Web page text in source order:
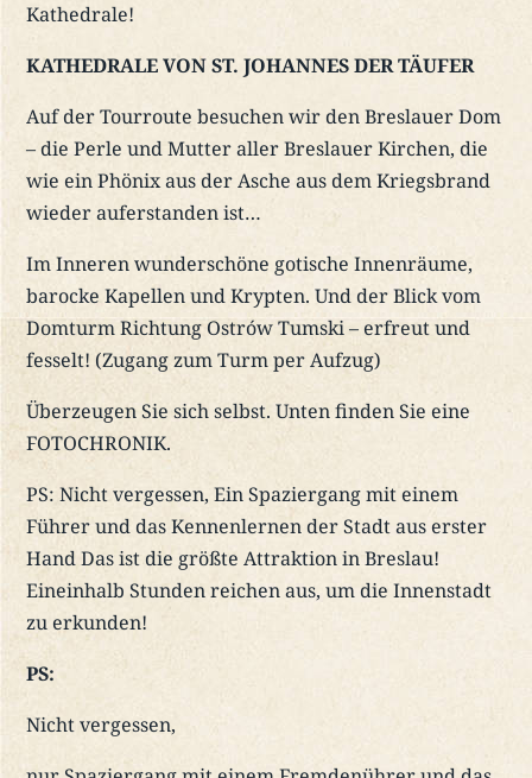
Kathedrale!
KATHEDRALE VON ST. JOHANNES DER TÄUFER
Auf der Tourroute besuchen wir den Breslauer Dom
– die Perle und Mutter aller Breslauer Kirchen, die
wie ein Phönix aus der Asche aus dem Kriegsbrand
wieder auferstanden ist…
Im Inneren wunderschöne gotische Innenräume,
barocke Kapellen und Krypten. Und der Blick vom
Domturm Richtung Ostrów Tumski – erfreut und
fesselt! (Zugang zum Turm per Aufzug)
Überzeugen Sie sich selbst. Unten finden Sie eine
FOTOCHRONIK.
PS: Nicht vergessen, Ein Spaziergang mit einem
Führer und das Kennenlernen der Stadt aus erster
Hand Das ist die größte Attraktion in Breslau!
Eineinhalb Stunden reichen aus, um die Innenstadt
zu erkunden!
PS:
Nicht vergessen,